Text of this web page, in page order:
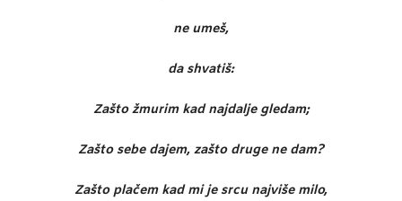
ne umeš,
da shvatiš:
Zašto žmurim kad najdalje gledam;
Zašto sebe dajem, zašto druge ne dam?
Zašto plačem kad mi je srcu najviše milo,